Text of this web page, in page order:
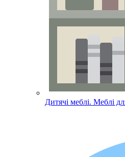
Дитячі меблі. Меблі